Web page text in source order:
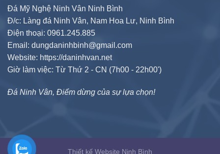
Đá Mỹ Nghệ Ninh Vân Ninh Bình
Đ/c: Làng đá Ninh Vân, Nam Hoa Lư, Ninh Bình
Điện thoại: 0961.245.885
Email: dungdaninhbinh@gmail.com
Website: https://daninhvan.net
Giờ làm việc: Từ Thứ 2 - CN (7h00 - 22h00')
Đá Ninh Vân, Điểm dừng của sự lựa chọn!
Thiết kế Website Ninh Bình